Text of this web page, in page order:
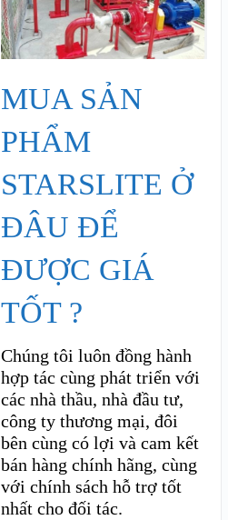
MUA SẢN
PHẨM
STARSLITE Ở
ĐÂU ĐỂ
ĐƯỢC GIÁ
TỐT ?
Chúng tôi luôn đồng hành
hợp tác cùng phát triển với
các nhà thầu, nhà đầu tư,
công ty thương mại, đôi
bên cùng có lợi và cam kết
bán hàng chính hãng, cùng
với chính sách hỗ trợ tốt
nhất cho đối tác.